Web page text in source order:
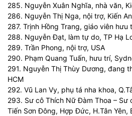
285. Nguyễn Xuân Nghĩa, nhà văn,
286. Nguyễn Thị Nga, nội trợ, Kiến
287. Trịnh Hồng Trang, giáo viên hưu
288. Nguyễn Đạt, làm tự do, TP Hạ
289. Trần Phong, nội trợ, USA
290. Phạm Quang Tuấn, hưu trí,
291. Nguyễn Thị Thùy Dương, đang
HCM
292. Vũ Lan Vy, phụ tá nha khoa,
293. Sư cô Thích Nữ Đàm Thoa – Sư
Tiến Sơn Đông, Hợp Đức, H.Tân Yên,